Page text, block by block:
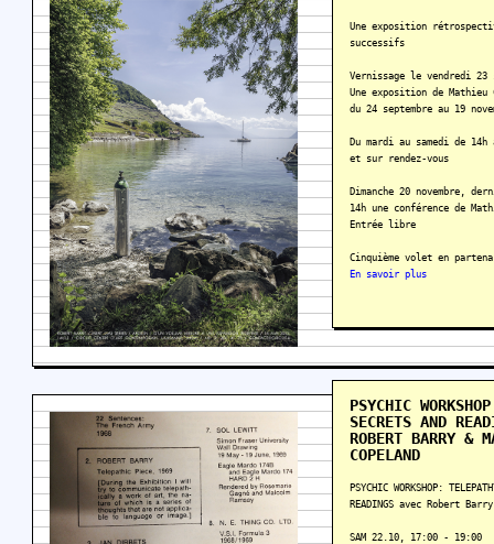
Une exposition
successifs
Vernissage le vendredi 23
Une exposition de
du 24 septembre au 19
Du mardi au samedi de 14h
et sur rendez-vous
Dimanche 20 novembre,
14h une conférence de
Entrée libre
Cinquième volet en
En savoir plus
PSYCHIC
SECRETS AND
ROBERT BARRY &
COPELAND
PSYCHIC WORKSHOP:
READINGS avec Robert
SAM 22.10, 17:00 - 19:00